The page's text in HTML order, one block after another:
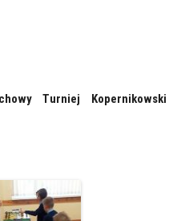
Turniej Kopernikowski